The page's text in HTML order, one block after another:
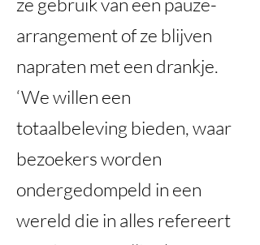
arrangement of ze blijven
napraten met een drankje.
‘We willen een
totaalbeleving bieden, waar
bezoekers worden
ondergedompeld in een
wereld die in alles refereert